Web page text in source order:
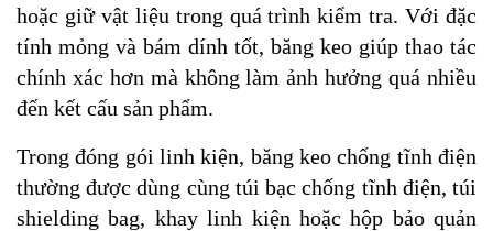
hoặc giữ vật liệu trong quá trình kiểm tra. Với đặc
tính mỏng và bám dính tốt, băng keo giúp thao tác
chính xác hơn mà không làm ảnh hưởng quá nhiều
đến kết cấu sản phẩm.
Trong đóng gói linh kiện, băng keo chống tĩnh điện
thường được dùng cùng túi bạc chống tĩnh điện, túi
shielding bag, khay linh kiện hoặc hộp bảo quản